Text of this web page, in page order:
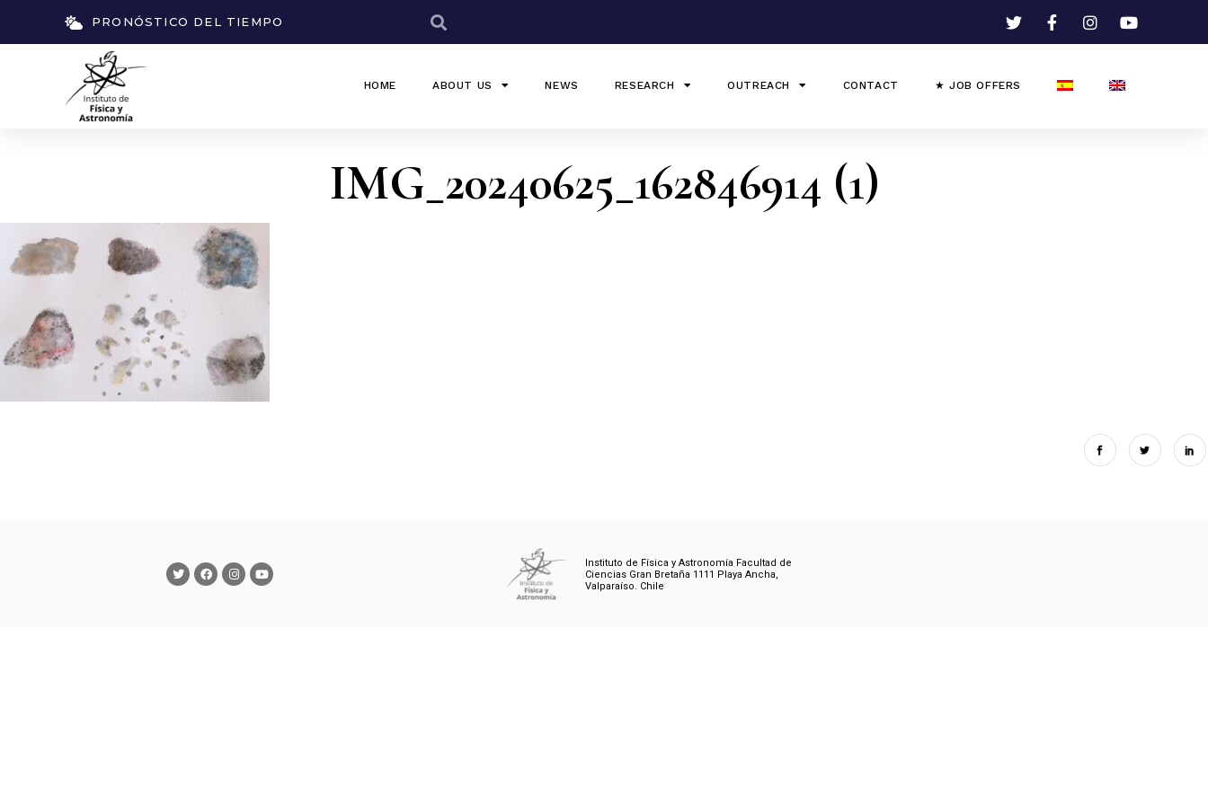
PRONÓSTICO DEL TIEMPO
HOME ABOUT US NEWS RESEARCH OUTREACH CONTACT ★ JOB OFFERS
IMG_20240625_162846914 (1)
Instituto de Física y Astronomía Facultad de
Ciencias Gran Bretaña 1111 Playa Ancha,
Valparaíso. Chile